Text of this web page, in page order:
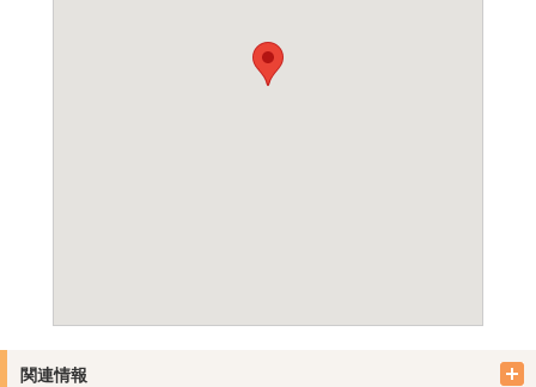
関連情報